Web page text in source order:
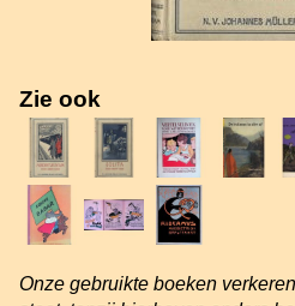
Zie ook
Onze gebruikte boeken